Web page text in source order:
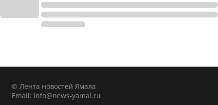
© Лента новостей Ямала
Email: info@news-yamal.ru